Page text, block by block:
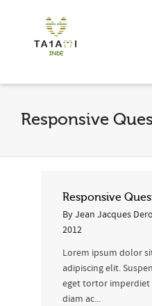
Responsive
Responsive
ByJean Jacques
2012
Lorem ipsum dolor
adipiscing elit.
eget tortor imperdiet
diam ac...